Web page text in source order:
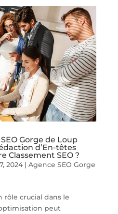
Gorge de Loup
d’En-têtes
Classement SEO ?
2024| Agence SEO Gorge
rôle crucial dans le
peut